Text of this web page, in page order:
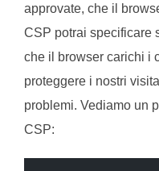
approvate, che il
CSP potrai specificare
che il browser carichi i
proteggere i nostri
problemi. Vediamo un
CSP: